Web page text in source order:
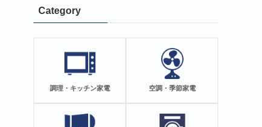
Category
調理・キッチン家電 空調・季節家電